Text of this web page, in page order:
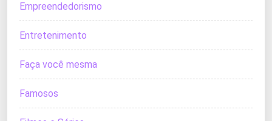
Empreendedorismo
Entretenimento
Faça você mesma
Famosos